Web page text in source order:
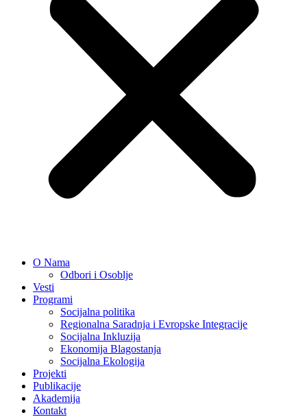
O Nama
Odbori i Osoblje
Vesti
Programi
Socijalna politika
Regionalna Saradnja i Evropske Integracije
Socijalna Inkluzija
Ekonomija Blagostanja
Socijalna Ekologija
Projekti
Publikacije
Akademija
Коntakt